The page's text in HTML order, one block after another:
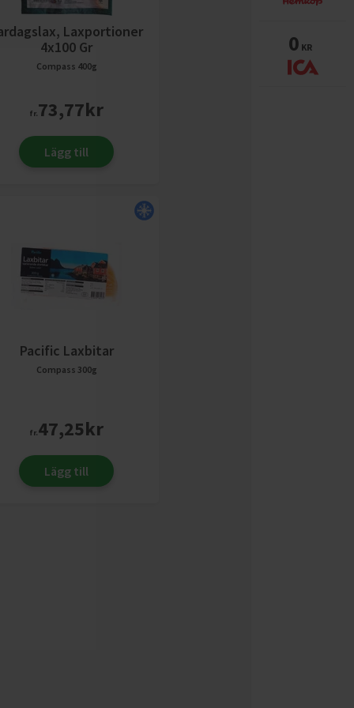
Laxportioner
4x100 Gr
Compass 400g
fr.73,77kr
Lägg till
Pacific Laxbitar
Compass 300g
fr.47,25kr
Lägg till
0 KR